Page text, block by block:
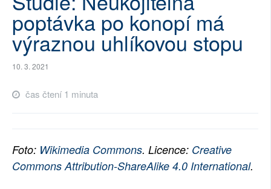
ROZHOVORY
TÉMATA
SOCIÁLNÍ SÍTĚ
poptávka po konopí má
výraznou uhlíkovou stopu
10. 3. 2021
čas čtení 1 minuta
Foto: Wikimedia Commons. Licence: Creative
Commons Attribution-ShareAlike 4.0 International.